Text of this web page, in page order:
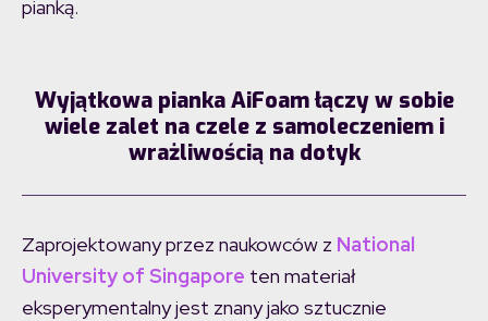
pianką.
Wyjątkowa pianka AiFoam łączy w sobie
wiele zalet na czele z samoleczeniem i
wrażliwością na dotyk
Zaprojektowany przez naukowców z National
University of Singapore ten materiał
eksperymentalny jest znany jako sztucznie